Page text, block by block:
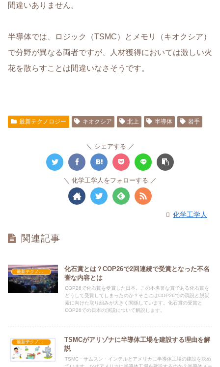
間違いありません。
半導体では、ロジック（TSMC）とメモリ（キオクシア）
で分野が異なる両者ですが、人材獲得においては激しい火
花を散らすことは間違いなさそうです。
最新テクノロジー キオクシア 北上 半導体 岩手
シェアする
化学工学人をフォローする
化学工学人
関連記事
化石賞とは？COP26で2回連続で受賞となった不名
誉な内容とは
COP26で化石賞を受賞した日本。この不名誉な賞である化石賞を
どうして受賞してしまったのか？そこにはCOP26での演説と脱炭
素に向けた取り組みが大きく関係しています。化石賞の受賞と
COP26での日本の演説について解説します。
最新テクノロジー
TSMCがアリゾナに半導体工場を建設する理由を解
説
TSMC・サムスン・インテルとアメリカに半導体工場の建設を決め